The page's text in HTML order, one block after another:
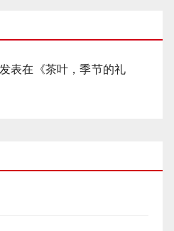
表在《茶叶，季节的礼